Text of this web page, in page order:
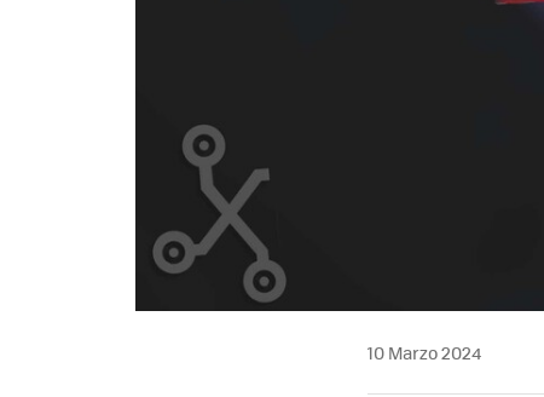
10 Marzo 2024